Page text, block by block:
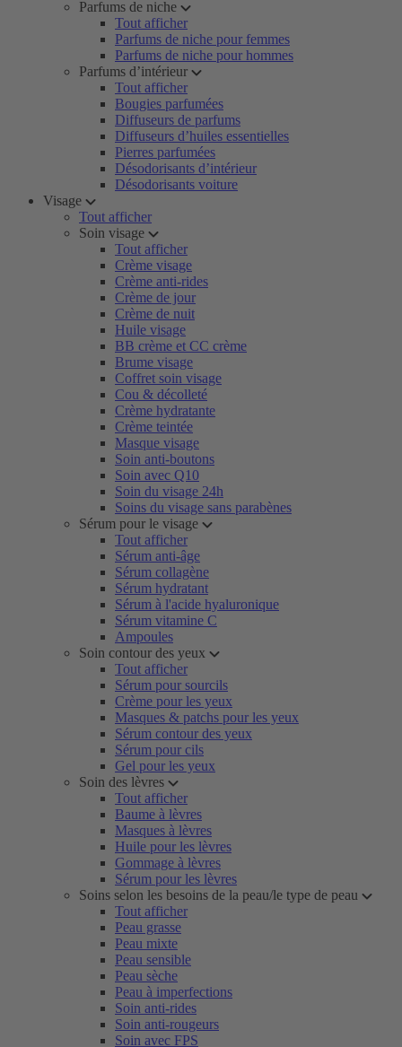
Parfums de niche
Tout afficher
Parfums de niche pour femmes
Parfums de niche pour hommes
Parfums d’intérieur
Tout afficher
Bougies parfumées
Diffuseurs de parfums
Diffuseurs d’huiles essentielles
Pierres parfumées
Désodorisants d’intérieur
Désodorisants voiture
Visage
Tout afficher
Soin visage
Tout afficher
Crème visage
Crème anti-rides
Crème de jour
Crème de nuit
Huile visage
BB crème et CC crème
Brume visage
Coffret soin visage
Cou & décolleté
Crème hydratante
Crème teintée
Masque visage
Soin anti-boutons
Soin avec Q10
Soin du visage 24h
Soins du visage sans parabènes
Sérum pour le visage
Tout afficher
Sérum anti-âge
Sérum collagène
Sérum hydratant
Sérum à l'acide hyaluronique
Sérum vitamine C
Ampoules
Soin contour des yeux
Tout afficher
Sérum pour sourcils
Crème pour les yeux
Masques & patchs pour les yeux
Sérum contour des yeux
Sérum pour cils
Gel pour les yeux
Soin des lèvres
Tout afficher
Baume à lèvres
Masques à lèvres
Huile pour les lèvres
Gommage à lèvres
Sérum pour les lèvres
Soins selon les besoins de la peau/le type de peau
Tout afficher
Peau grasse
Peau mixte
Peau sensible
Peau sèche
Peau à imperfections
Soin anti-rides
Soin anti-rougeurs
Soin avec FPS